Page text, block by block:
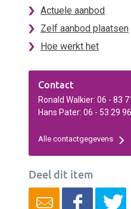
Actuele aanbod
Zelf aanbod plaatsen
Hoe werkt het
Contact
Ronald Walkier: 06 - 83
Hans Pater: 06 - 53 29
Alle contactgegevens
Deel dit item